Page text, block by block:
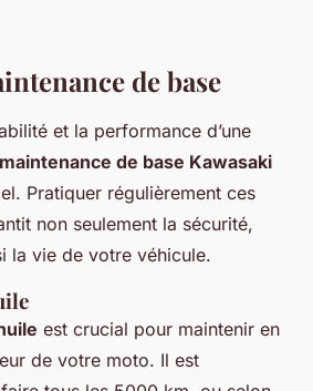
de base
et la performance d’une
maintenance de base Kawasaki
Pratiquer régulièrement ces
non seulement la sécurité,
la vie de votre véhicule.
est crucial pour maintenir en
de votre moto. Il est